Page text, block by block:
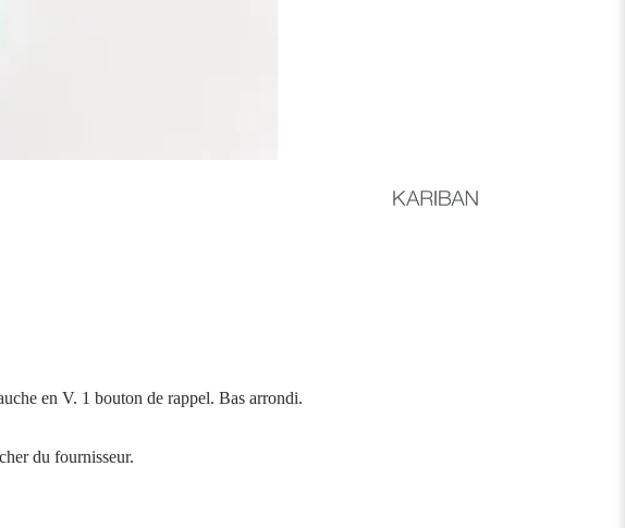
en V. 1 bouton de rappel. Bas arrondi.
du fournisseur.